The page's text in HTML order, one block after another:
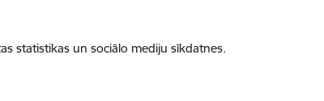
statistikas un sociālo mediju sīkdatnes.